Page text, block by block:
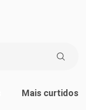
Mais curtidos